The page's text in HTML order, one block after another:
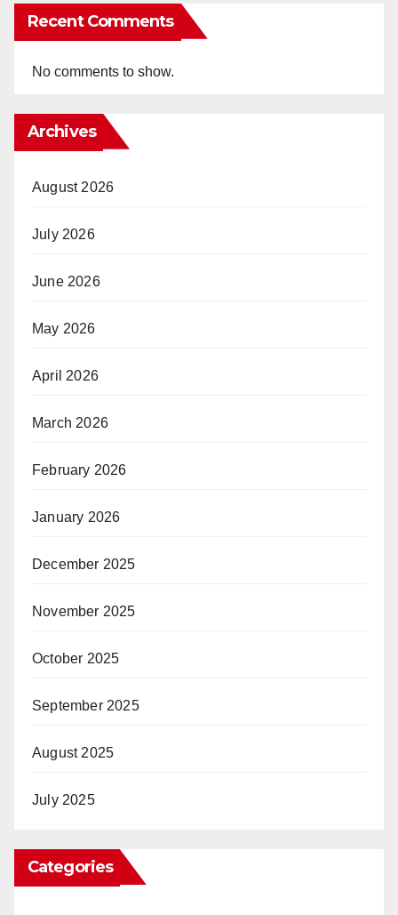
Recent Comments
No comments to show.
Archives
August 2026
July 2026
June 2026
May 2026
April 2026
March 2026
February 2026
January 2026
December 2025
November 2025
October 2025
September 2025
August 2025
July 2025
Categories